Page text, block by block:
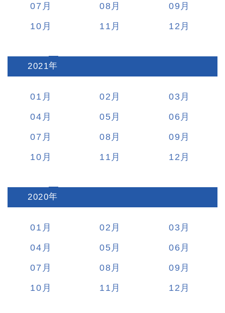
07
08
09
10
11 12
2021:
01 02
03
04
05
06
07
08
09
10
11 12
2020:
01 02
03
04
05
06
07
08
09
10
11 12